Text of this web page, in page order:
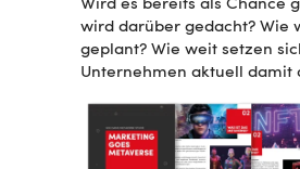
Wird es bereits als Chance
wird darüber gedacht? Wie
geplant? Wie weit setzen
Unternehmen aktuell damit